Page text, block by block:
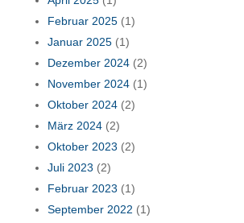
Februar 2025(1)
Januar 2025(1)
Dezember 2024(2)
November 2024(1)
Oktober 2024(2)
März 2024(2)
Oktober 2023 (2)
Juli 2023 (2)
Februar 2023 (1)
September 2022 (1)